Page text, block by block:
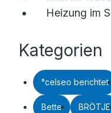
Heizung im
Kategorien
°celseo berichtet
Bette BRÖTJE